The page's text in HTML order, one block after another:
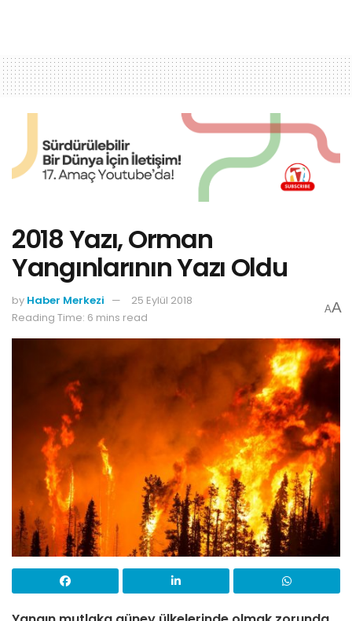
2018 Yazı, Orman
Yangınlarının Yazı Oldu
by Haber Merkezi
25 Eylül 2018
Reading Time: 6 mins read
AA